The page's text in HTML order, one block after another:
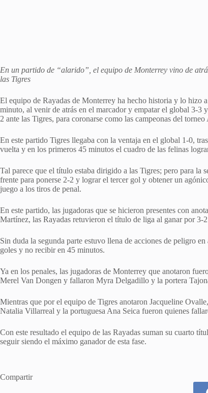
En un partido de “alarido”, el equipo de Monterrey vino de
las Tigres
El equipo de Rayadas de Monterrey ha hecho historia y lo hizo
minuto, al venir de atrás en el marcador y empatar el global 3-
2 ante las Tigres, para coronarse como las campeonas del
En este partido Tigres llegaba con la ventaja en el global 1-0,
vuelta y en los primeros 45 minutos el cuadro de las felinas
Tal parece que el título estaba dirigido a las Tigres; pero para la
frente para ponerse 2-2 y lograr el tercer gol y obtener un
juego a los tiros de penal.
En este partido, las jugadoras que se hicieron presentes con
Martínez, las Rayadas retuvieron el título de liga al ganar por
Sin duda la segunda parte estuvo llena de acciones de peligro
goles y no recibir en 45 minutos.
Ya en los penales, las jugadoras de Monterrey que anotaron
Merel Van Dongen y fallaron Myra Delgadillo y la portera
Mientras que por el equipo de Tigres anotaron Jacqueline
Natalia Villarreal y la portuguesa Ana Seica fueron quienes
Con este resultado el equipo de las Rayadas suman su cuarto
seguir siendo el máximo ganador de esta fase.
Compartir